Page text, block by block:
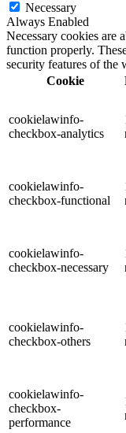
Necessary
Always Enabled
Necessary cookies are
function properly.
security features of the
Cookie
cookielawinfo-
checkbox-analytics
cookielawinfo-
checkbox-functional
cookielawinfo-
checkbox-necessary
cookielawinfo-
checkbox-others
cookielawinfo-
checkbox-
performance